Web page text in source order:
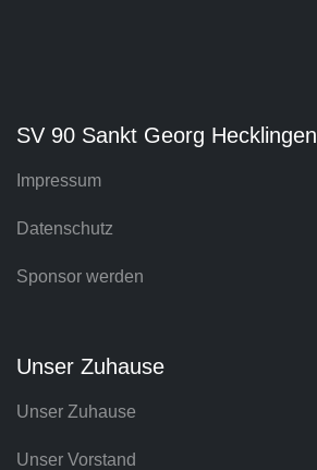
SV 90 Sankt Georg Hecklingen
Impressum
Datenschutz
Sponsor werden
Unser Zuhause
Unser Zuhause
Unser Vorstand